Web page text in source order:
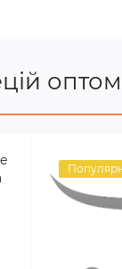
оптом